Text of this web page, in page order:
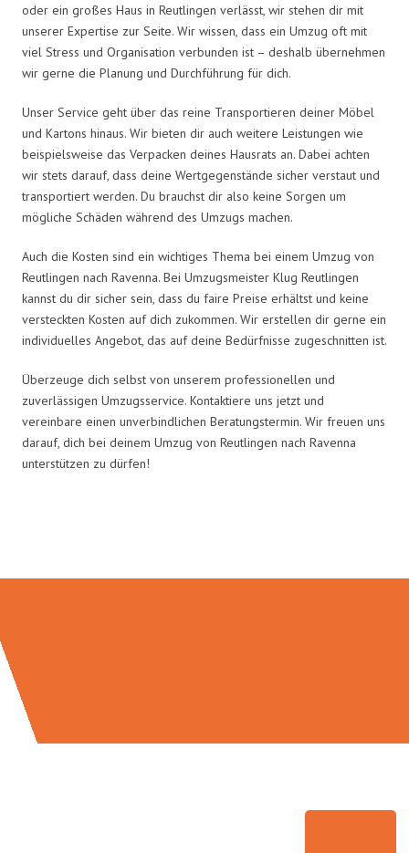
oder ein großes Haus in Reutlingen verlässt, wir stehen dir mit
unserer Expertise zur Seite. Wir wissen, dass ein Umzug oft mit
viel Stress und Organisation verbunden ist – deshalb übernehmen
wir gerne die Planung und Durchführung für dich.
Unser Service geht über das reine Transportieren deiner Möbel
und Kartons hinaus. Wir bieten dir auch weitere Leistungen wie
beispielsweise das Verpacken deines Hausrats an. Dabei achten
wir stets darauf, dass deine Wertgegenstände sicher verstaut und
transportiert werden. Du brauchst dir also keine Sorgen um
mögliche Schäden während des Umzugs machen.
Auch die Kosten sind ein wichtiges Thema bei einem Umzug von
Reutlingen nach Ravenna. Bei Umzugsmeister Klug Reutlingen
kannst du dir sicher sein, dass du faire Preise erhältst und keine
versteckten Kosten auf dich zukommen. Wir erstellen dir gerne ein
individuelles Angebot, das auf deine Bedürfnisse zugeschnitten ist.
Überzeuge dich selbst von unserem professionellen und
zuverlässigen Umzugsservice. Kontaktiere uns jetzt und
vereinbare einen unverbindlichen Beratungstermin. Wir freuen uns
darauf, dich bei deinem Umzug von Reutlingen nach Ravenna
unterstützen zu dürfen!